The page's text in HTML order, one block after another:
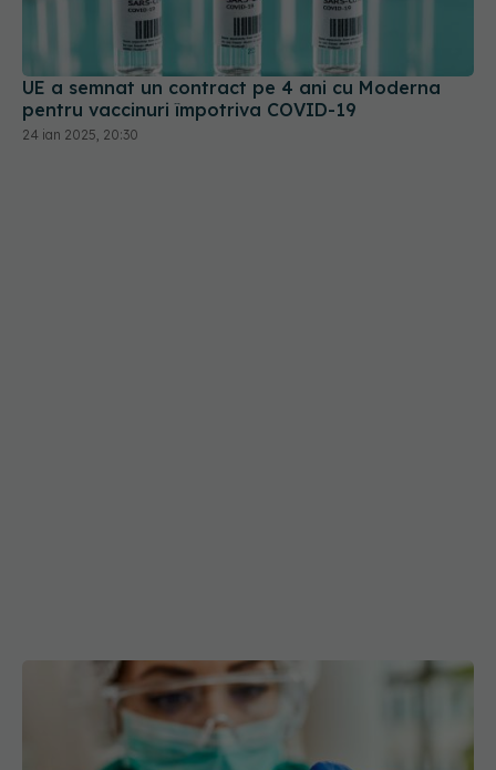
UE a semnat un contract pe 4 ani cu Moderna
pentru vaccinuri împotriva COVID-19
24 ian 2025, 20:30